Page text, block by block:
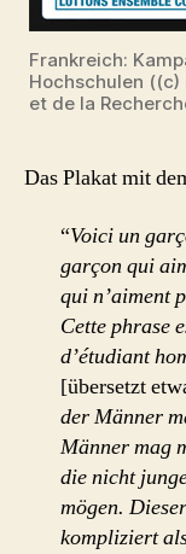
Frankreich:
Hochschulen ((c)
et de la
Das Plakat mit
“Voici un
garçon qui
qui n’aiment
Cette phrase
d’étudiant
[übersetzt
der Männer
Männer mag
die nicht
mögen.
kompliziert